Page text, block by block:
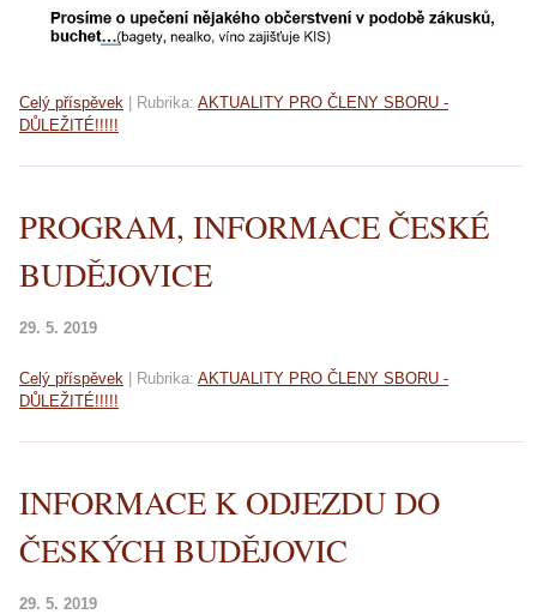
Celý příspěvek | Rubrika: AKTUALITY PRO ČLENY SBORU -
DŮLEŽITÉ!!!!!
PROGRAM, INFORMACE ČESKÉ
BUDĚJOVICE
29. 5. 2019
Celý příspěvek | Rubrika: AKTUALITY PRO ČLENY SBORU -
DŮLEŽITÉ!!!!!
INFORMACE K ODJEZDU DO
ČESKÝCH BUDĚJOVIC
29. 5. 2019